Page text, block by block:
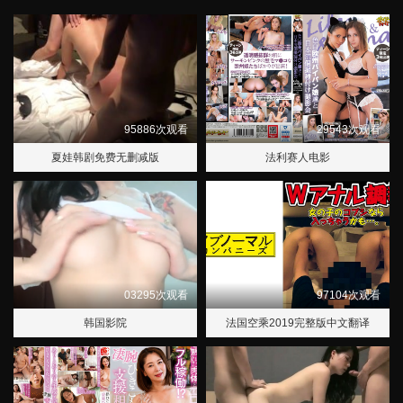
95886次观看
夏娃韩剧免费无删减版
29543次观看
法利赛人电影
03295次观看
韩国影院
97104次观看
法国空乘2019完整版中文翻译